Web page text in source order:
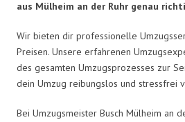
aus Mülheim an der Ruhr genau
Wir bieten dir professionelle
Preisen. Unsere erfahrenen
des gesamten Umzugsprozesses zur
dein Umzug reibungslos und stressfrei
Bei Umzugsmeister Busch Mülheim an